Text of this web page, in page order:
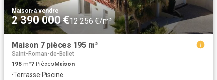
Maison·à vendre
2 390 000 €12 256 €/m²
Maison 7 pièces 195 m²
Saint-Roman-de-Bellet
195 m²7 Pièces Maison
·Terrasse·Piscine